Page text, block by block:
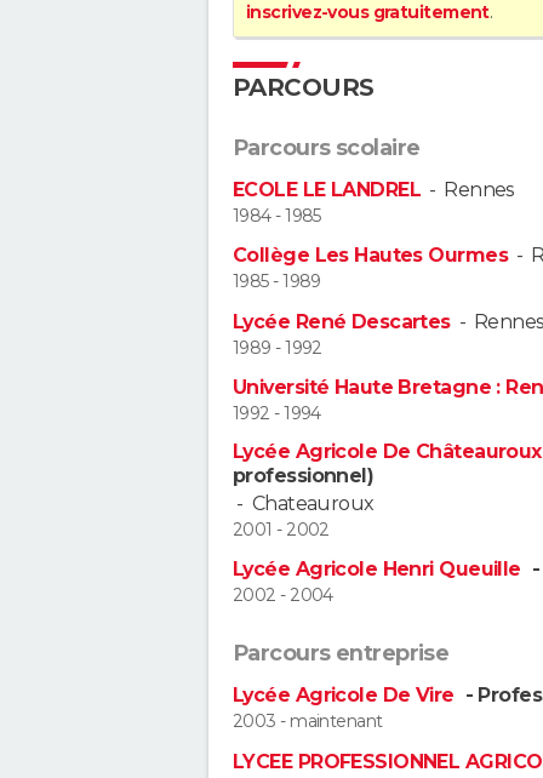
inscrivez-vous gratuitement.
PARCOURS
Parcours scolaire
ECOLE LE LANDREL - Rennes
1984 - 1985
Collège Les Hautes Ourmes-
1985 - 1989
Lycée René Descartes- Rennes
1989 - 1992
Université Haute Bretagne :
1992 - 1994
Lycée Agricole De Châteauroux
professionnel)
- Chateauroux
2001 - 2002
Lycée Agricole Henri Queuille
2002 - 2004
Parcours entreprise
Lycée Agricole De Vire -
2003 - maintenant
LYCEE PROFESSIONNEL